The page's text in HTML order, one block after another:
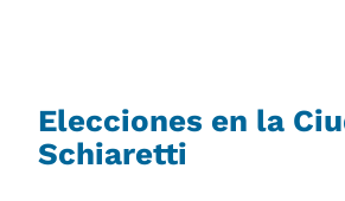
Elecciones en la
Schiaretti